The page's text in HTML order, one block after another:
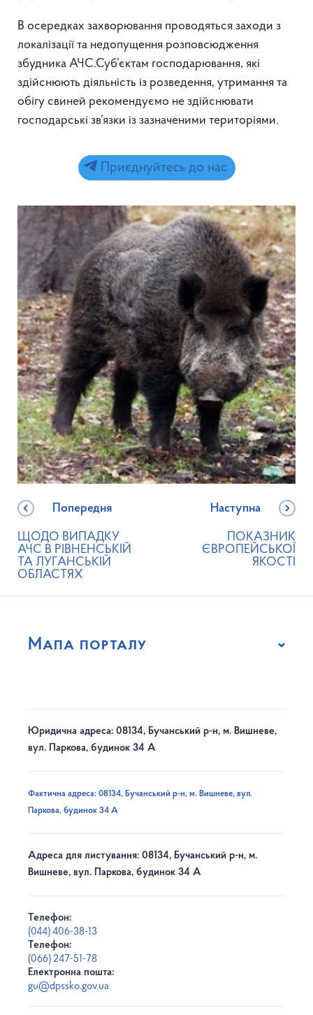
В осередках захворювання проводяться заходи з
локалізації та недопущення розповсюдження
збудника АЧС.Суб’єктам господарювання, які
здійснюють діяльність із розведення, утримання та
обігу свиней рекомендуємо не здійснювати
господарські зв’язки із зазначеними територіями.
Приєднуйтесь до нас
Попередня
ЩОДО ВИПАДКУ
АЧС В РІВНЕНСЬКІЙ
ТА ЛУГАНСЬКІЙ
ОБЛАСТЯХ
Наступна
ПОКАЗНИК
ЄВРОПЕЙСЬКОЇ
ЯКОСТІ
Мапа порталу
Юридична адреса: 08134, Бучанський р-н, м. Вишневе,
вул. Паркова, будинок 34 А
Фактична адреса: 08134, Бучанський р-н, м. Вишневе, вул.
Паркова, будинок 34 А
Адреса для листування: 08134, Бучанський р-н, м.
Вишневе, вул. Паркова, будинок 34 А
Телефон:
(044) 406-38-13
Телефон:
(066) 247-51-78
Електронна пошта:
gu@dpssko.gov.ua